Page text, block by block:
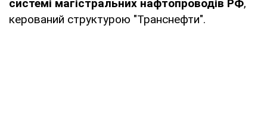
системі магістральних нафтопроводів РФ,
керований структурою "Транснефти".